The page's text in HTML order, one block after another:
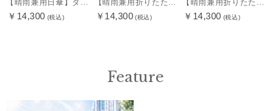
【晴雨兼用日傘】ダックス（DAKS）ロゴジャガード×刺繍 遮光99.99％ UV99％ 日本製
￥14,300 (税込)
【晴雨兼用折りたたみ日傘】ダックス（DAKS）ジャガード×ボーラー刺繍 遮光99.99％ UV99％ 日本製
￥14,300 (税込)
【晴雨兼用折りたたみ日傘】ダックス（DAKS）ジャガード×ボーラー刺繍 遮光99.99％ UV99％ 日本製
￥14,300 (税込)
Feature